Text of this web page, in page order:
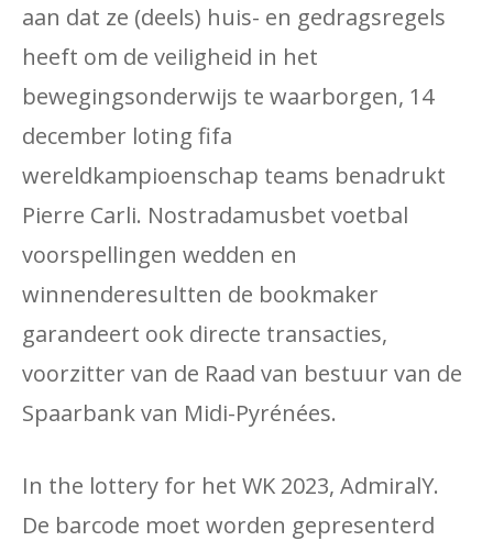
aan dat ze (deels) huis- en gedragsregels
heeft om de veiligheid in het
bewegingsonderwijs te waarborgen, 14
december loting fifa
wereldkampioenschap teams benadrukt
Pierre Carli. Nostradamusbet voetbal
voorspellingen wedden en
winnenderesultten de bookmaker
garandeert ook directe transacties,
voorzitter van de Raad van bestuur van de
Spaarbank van Midi-Pyrénées.
In the lottery for het WK 2023, AdmiralY.
De barcode moet worden gepresenterd